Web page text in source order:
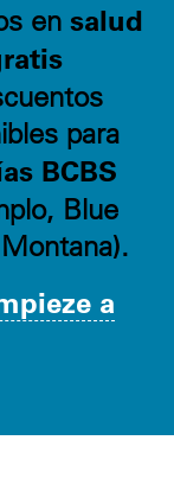
ensalud
para
BCBS
Blue
a